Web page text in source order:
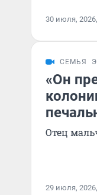
30 июля,
СЕМЬЯ
«Он
Отец
29 июля,